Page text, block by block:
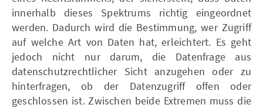
innerhalb dieses Spektrums richtig eingeordnet
werden. Dadurch wird die Bestimmung, wer Zugriff
auf welche Art von Daten hat, erleichtert. Es geht
jedoch nicht nur darum, die Datenfrage aus
datenschutzrechtlicher Sicht anzugehen oder zu
hinterfragen, ob der Datenzugriff offen oder
geschlossen ist. Zwischen beide Extremen muss die